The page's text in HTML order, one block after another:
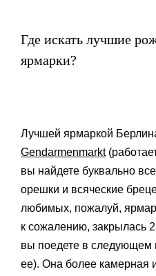
Где искать лучшие
ярмарки?
Лучшей ярмаркой
Gendarmenmarkt
вы найдете буквально
орешки и всяческие
любимых, пожалуй,
к сожалению, закрылась
вы поедете в следующем
ее). Она более камерная